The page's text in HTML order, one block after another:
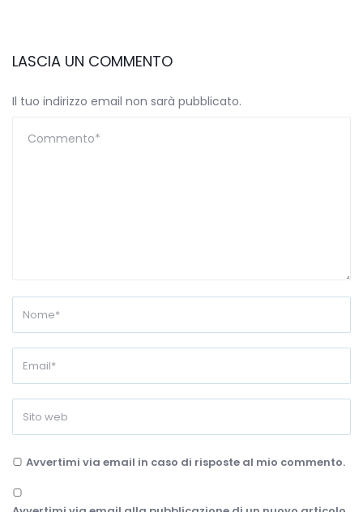
LASCIA UN COMMENTO
Il tuo indirizzo email non sarà pubblicato.
Avvertimi via email in caso di risposte al mio commento.